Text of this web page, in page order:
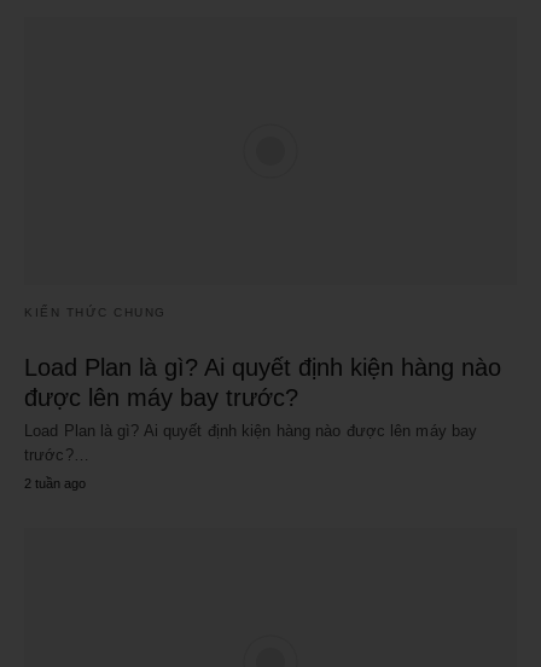
KIẾN THỨC CHUNG
Load Plan là gì? Ai quyết định kiện hàng nào
được lên máy bay trước?
Load Plan là gì? Ai quyết định kiện hàng nào được lên máy bay
trước?…
2 tuần ago